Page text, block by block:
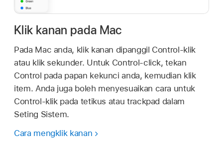
Klik kanan pada Mac
Pada Mac anda, klik kanan dipanggil Control-klik
atau klik sekunder. Untuk Control-click, tekan
Control pada papan kekunci anda, kemudian klik
item. Anda juga boleh menyesuaikan cara untuk
Control-klik pada tetikus atau trackpad dalam
Seting Sistem.
Cara mengklik kanan